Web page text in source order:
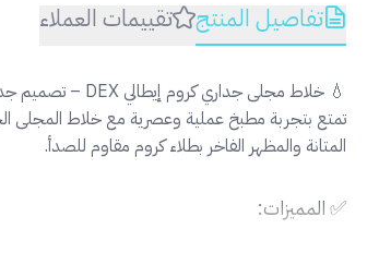
تفاصيل المنتج تقييمات العملاء
💧 خلاط مجلى جداري كروم إيطالي DEX – تصميم جداري بأداء استثنائي
المتانة والمظهر الفاخر بطلاء كروم مقاوم للصدأ.
✅ المميزات: